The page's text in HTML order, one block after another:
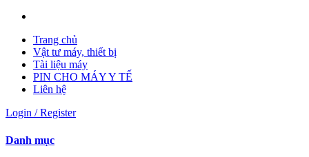
Trang chủ
Vật tư máy, thiết bị
Tài liệu máy
PIN CHO MÁY Y TẾ
Liên hệ
Login / Register
Danh mục